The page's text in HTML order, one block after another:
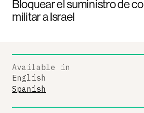
Bloquear el suministro de
militar a Israel
Available in
English
Spanish